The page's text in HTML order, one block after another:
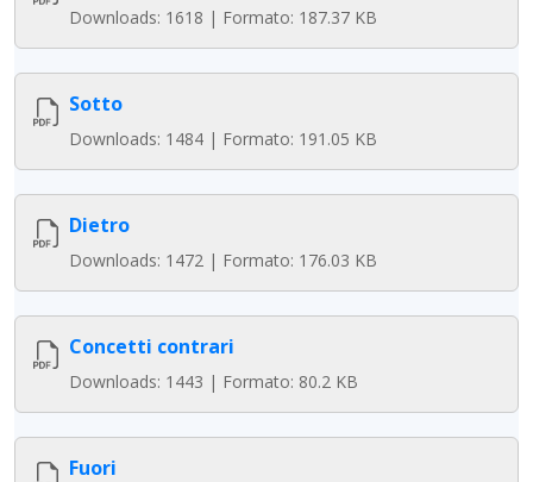
Downloads: 1618 | Formato: 187.37 KB
Sotto
Downloads: 1484 | Formato: 191.05 KB
Dietro
Downloads: 1472 | Formato: 176.03 KB
Concetti contrari
Downloads: 1443 | Formato: 80.2 KB
Fuori